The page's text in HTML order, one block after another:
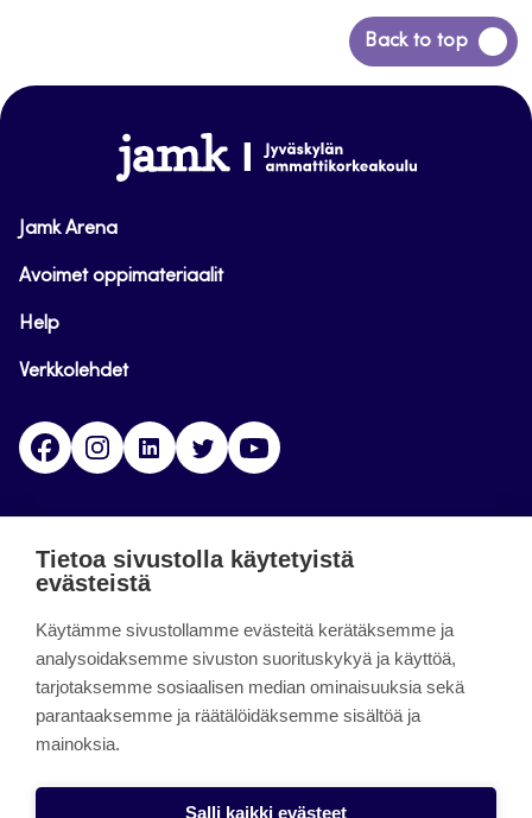
Back to top
Siirry
takaisin
www.jamk.fi
Jamk Arena
Avoimet oppimateriaalit
Help
Verkkolehdet
FacebookInstagramLinkedinTwitter
päättynyt 11.9.2023.
About the site
Käyttöehdot
Tietoa sivustolla käytetyistä
evästeistä
Käytämme sivustollamme evästeitä kerätäksemme ja
analysoidaksemme sivuston suorituskykyä ja käyttöä,
tarjotaksemme sosiaalisen median ominaisuuksia sekä
parantaaksemme ja räätälöidäksemme sisältöä ja
mainoksia.
Salli kaikki evästeet